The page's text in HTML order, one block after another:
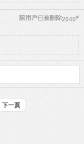
2040#
該用戶已被刪除
下一頁